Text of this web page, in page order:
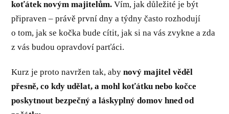
koťátek novým majitelům.Vím, jak důležité je být
připraven – právě první dny a týdny často rozhodují
o tom, jak se kočka bude cítit, jak si na vás zvykne a zda
z vás budou opravdoví parťáci.
Kurz je proto navržen tak, abynový majitel věděl
přesně, co kdy udělat, a mohl koťátku nebo kočce
poskytnout bezpečný a láskyplný domov hned od